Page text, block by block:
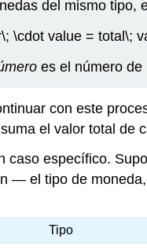
del mismo tipo,
\cdot value = total\;
es el número de
con este
el valor total de
caso específico.
— el tipo de
Tipo